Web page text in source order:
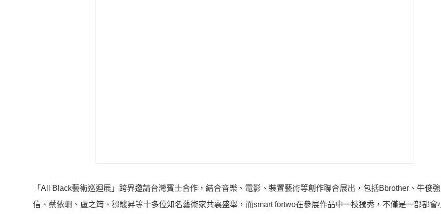
「All Black藝術巡迴展」跨界邀請台灣賓士合作，結合音樂、電影、裝置藝術等創作聯合展出，包括Bbrother、牛俊
信、蔡依珊、盧之筠、鄒駿昇等十多位知名藝術家共襄盛舉，而smart fortwo在參展作品中一枝獨秀，不僅是一部都會